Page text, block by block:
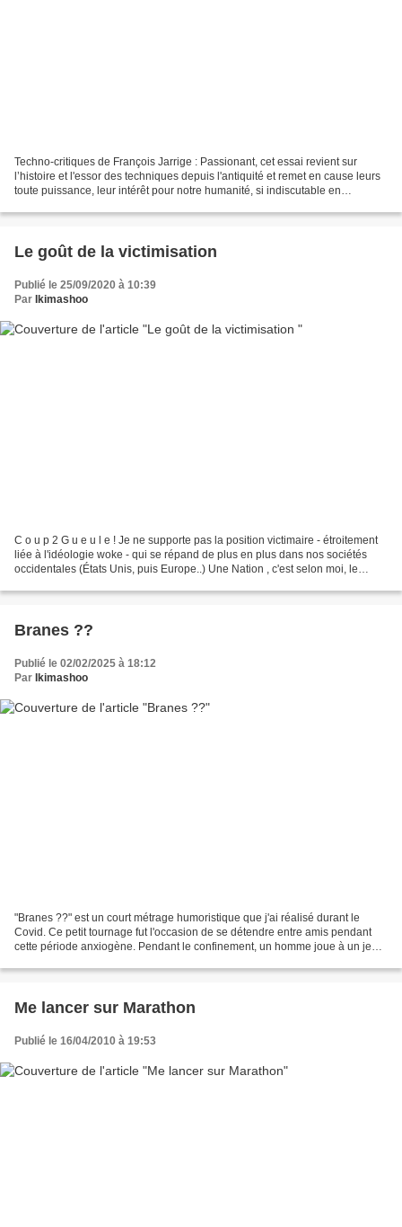
Techno-critiques de François Jarrige : Passionant, cet essai revient sur
l’histoire et l'essor des techniques depuis l'antiquité et remet en cause leurs
toute puissance, leur intérêt pour notre humanité, si indiscutable en
Le goût de la victimisation
Publié le 25/09/2020 à 10:39
Par Ikimashoo
C o u p 2 G u e u l e ! Je ne supporte pas la position victimaire - étroitement
liée à l'idéologie woke - qui se répand de plus en plus dans nos sociétés
occidentales (États Unis, puis Europe..) Une Nation , c'est selon moi, le
Branes ??
Publié le 02/02/2025 à 18:12
Par Ikimashoo
"Branes ??" est un court métrage humoristique que j'ai réalisé durant le
Covid. Ce petit tournage fut l'occasion de se détendre entre amis pendant
cette période anxiogène. Pendant le confinement, un homme joue à un jeu
Me lancer sur Marathon
Publié le 16/04/2010 à 19:53